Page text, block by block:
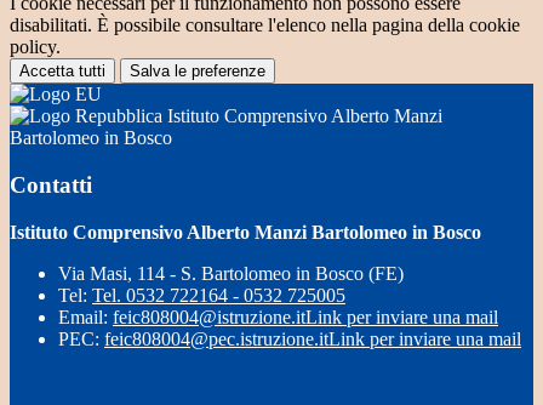
disabilitati. È possibile consultare l'elenco nella pagina della cookie
policy.
Accetta tutti Salva le preferenze
Istituto Comprensivo Alberto Manzi
Bartolomeo in Bosco
Contatti
Istituto Comprensivo Alberto Manzi Bartolomeo in Bosco
Via Masi, 114 - S. Bartolomeo in Bosco (FE)
Tel: Tel. 0532 722164 - 0532 725005
Email: feic808004@istruzione.itLink per inviare una mail
PEC: feic808004@pec.istruzione.itLink per inviare una mail